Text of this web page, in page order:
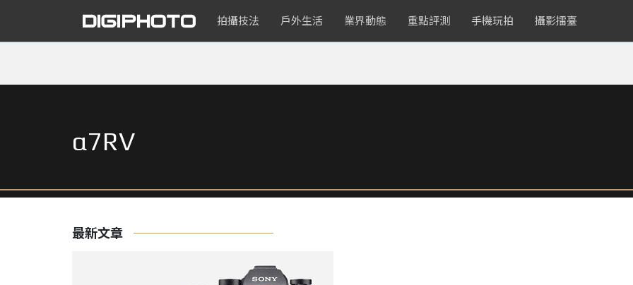
拍攝技法 戶外生活 業界動態 重點評測 手機玩拍 攝影擂臺
α7RV
最新文章